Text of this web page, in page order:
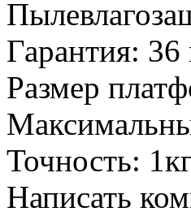
Гарантия: 36
Размер
Точность:
Написать